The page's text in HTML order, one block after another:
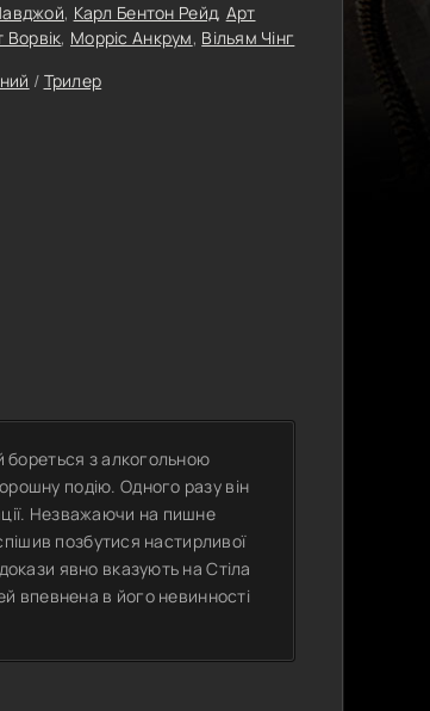
, Карл Бентон Рейд, Арт
Ворвік, Морріс Анкрум, Вільям Чінг
/ Трилер
бореться з алкогольною
подію. Одного разу він
Незважаючи на пишне
позбутися настирливої
явно вказують на Стіла
впевнена в його невинності